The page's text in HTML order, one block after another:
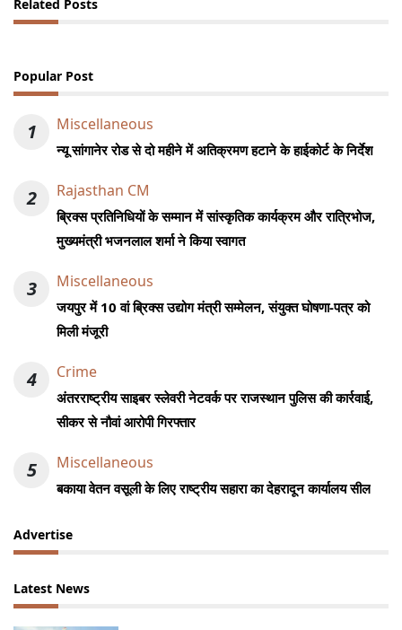
Related Posts
Popular Post
1 Miscellaneous
न्यू सांगानेर रोड से दो महीने में अतिक्रमण हटाने के हाईकोर्ट के निर्देश
2 Rajasthan CM
ब्रिक्स प्रतिनिधियों के सम्मान में सांस्कृतिक कार्यक्रम और रात्रिभोज,
मुख्यमंत्री भजनलाल शर्मा ने किया स्वागत
3 Miscellaneous
जयपुर में 10 वां ब्रिक्स उद्योग मंत्री सम्मेलन, संयुक्त घोषणा-पत्र को
मिली मंजूरी
4 Crime
अंतरराष्ट्रीय साइबर स्लेवरी नेटवर्क पर राजस्थान पुलिस की कार्रवाई,
सीकर से नौवां आरोपी गिरफ्तार
5 Miscellaneous
बकाया वेतन वसूली के लिए राष्ट्रीय सहारा का देहरादून कार्यालय सील
Advertise
Latest News